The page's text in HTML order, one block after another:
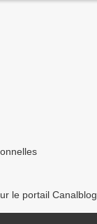
le portail Canalblog